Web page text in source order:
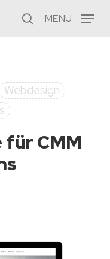
search
MENU
Webdesign
für CMM